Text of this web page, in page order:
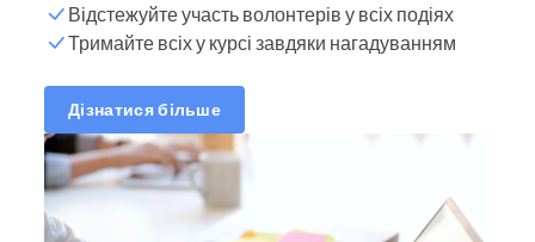
Відстежуйте участь волонтерів у всіх подіях
Тримайте всіх у курсі завдяки нагадуванням
Дізнатися більше